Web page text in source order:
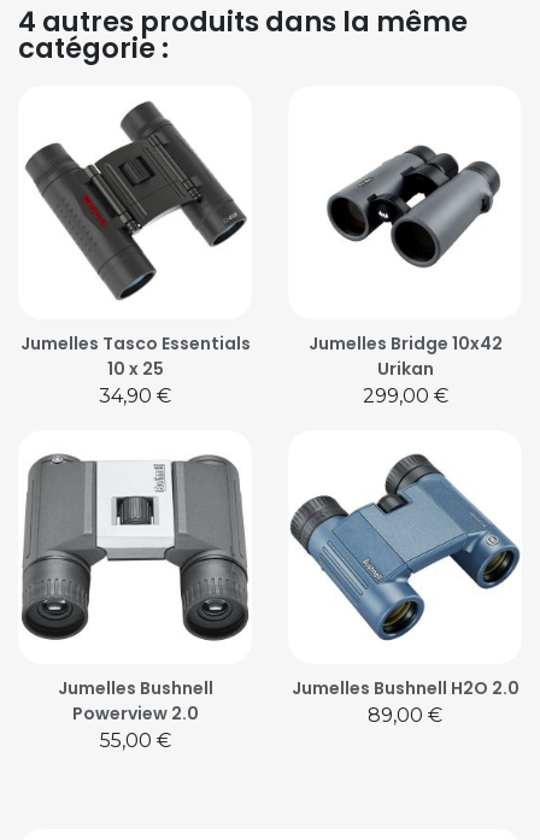
4 autres produits dans la même
catégorie :
Jumelles Tasco Essentials
10 x 25
Prix
34,90 €
Jumelles Bridge 10x42
Urikan
Prix
299,00 €
Jumelles Bushnell
Powerview 2.0
Prix
55,00 €
Jumelles Bushnell H2O 2.0
Prix
89,00 €